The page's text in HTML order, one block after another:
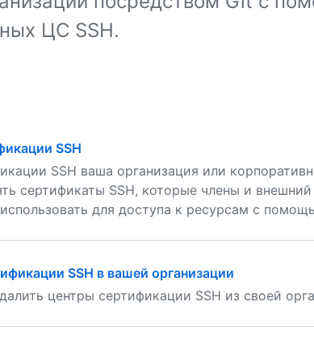
ЦС SSH.
SSH
SSH ваша организация или
сертификаты SSH, которые члены и внешний
для доступа к ресурсам с
SSH в вашей организации
центры сертификации SSH из своей